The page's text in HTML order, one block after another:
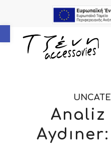
Ανοίξτε τη γραμμή εργαλείων
Analiz